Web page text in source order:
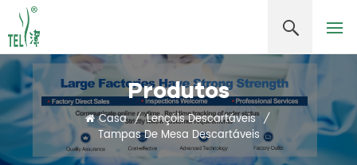
Produtos
Casa / Lençóis Descartáveis /
Tampas De Mesa Descartáveis